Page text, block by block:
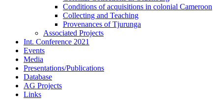
Conditions of acquisitions in colonial Cameroon
Collecting and Teaching
Provenances of Tjurunga
Associated Projects
Int. Conference 2021
Events
Media
Presentations/Publications
Database
AG Projects
Links